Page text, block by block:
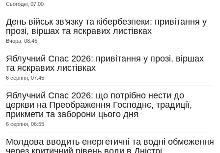
Сьогодні, 07:00
День військ зв'язку та кібербезпеки: привітання у
прозі, віршах та яскравих листівках
Вчора, 08:45
Яблучний Спас 2026: привітання у прозі, віршах
та яскравих листівках
6 серпня, 07:45
Яблучний Спас 2026: що потрібно нести до
церкви на Преображення Господнє, традиції,
прикмети та заборони цього дня
6 серпня, 06:55
Молдова вводить енергетичні та водні обмеження
через критичний рівень води в Дністрі